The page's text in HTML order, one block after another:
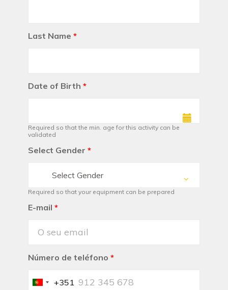
Last Name *
Date of Birth *
Required so that the min. age for this activity can be
validated
Select Gender *
Select Gender
Required so that your equipment can be prepared
E-mail *
Número de teléfono *
Portugal
+351